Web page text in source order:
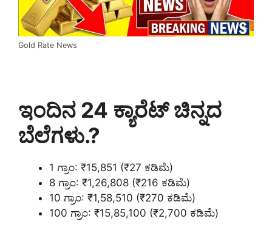
Gold Rate News
ಇಂದಿನ 24 ಕ್ಯಾರೆಟ್ ಚಿನ್ನದ
ಬೆಲೆಗಳು.?
1 ಗ್ರಾಂ: ₹15,851 (₹27 ಕಡಿಮೆ)
8 ಗ್ರಾಂ: ₹1,26,808 (₹216 ಕಡಿಮೆ)
10 ಗ್ರಾಂ: ₹1,58,510 (₹270 ಕಡಿಮೆ)
100 ಗ್ರಾಂ: ₹15,85,100 (₹2,700 ಕಡಿಮೆ)